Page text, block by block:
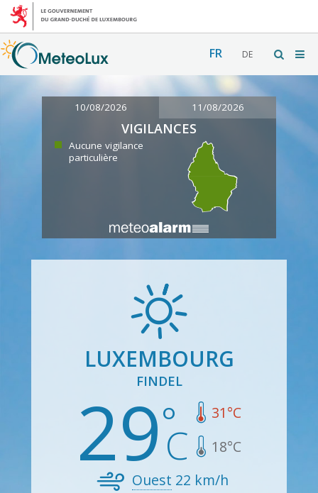
FR DE
10/08/2026 11/08/2026
VIGILANCES
Aucune vigilance
particulière
LUXEMBOURG
FINDEL
29 31°C
18°C
Ouest 22 km/h